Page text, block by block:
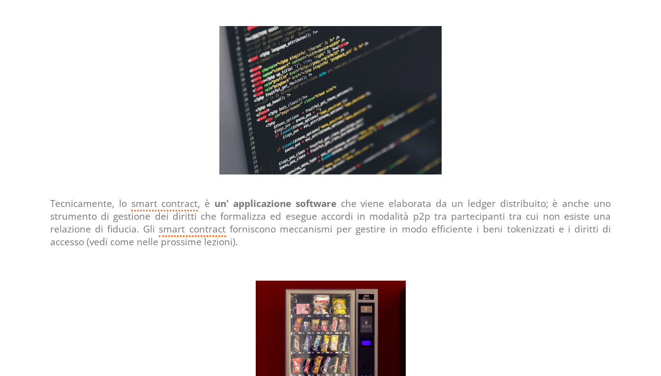
Tecnicamente, lo smart contract, è un' applicazione softwareche viene elaborata da un ledger distribuito; è anche uno
strumento di gestione dei diritti che formalizza ed esegue accordi in modalità p2p tra partecipanti tra cui non esiste una
relazione di fiducia. Gli smart contractforniscono meccanismi per gestire in modo efficiente i beni tokenizzati e i diritti di
accesso (vedi come nelle prossime lezioni).